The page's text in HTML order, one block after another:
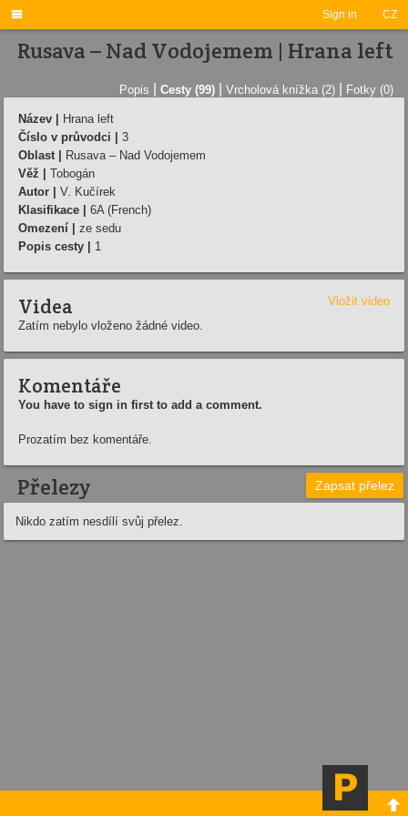
Sign in CZ

Rusava – Nad Vodojemem | Hrana left
Popis Cesty (99) Vrcholová knížka (2) Fotky (0)
Název |
Hrana left
Číslo v průvodci |
3
Oblast |
Rusava – Nad Vodojemem
Věž |
Tobogán
Autor |
V. Kučírek
Klasifikace |
6A (French)
Omezení |
ze sedu
Popis cesty |
1
Videa
Vložit video
Zatím nebylo vloženo žádné video.
Komentáře
You have to sign in first to add a comment.
Prozatím bez komentáře.
Přelezy Zapsat přelez
Nikdo zatím nesdílí svůj přelez.
